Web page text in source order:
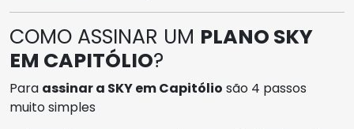
COMO ASSINAR UM PLANO SKY
EM CAPITÓLIO?
Para assinar a SKY em Capitólio são 4 passos
muito simples